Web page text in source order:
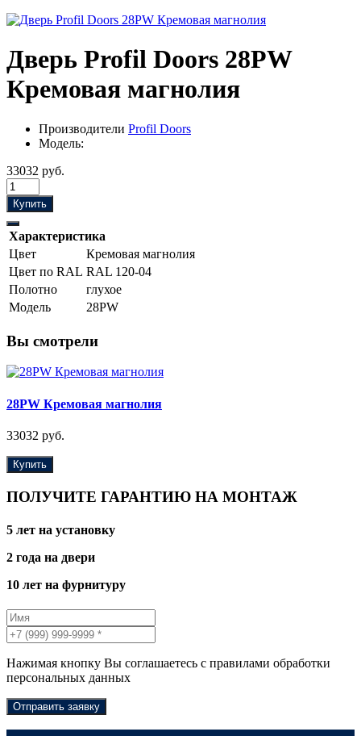
Дверь Profil Doors 28PW
Кремовая магнолия
Производители Profil Doors
Модель:
33032 руб.
Купить
Характеристика
Цвет
Кремовая магнолия
Цвет по RAL RAL 120-04
Полотно
глухое
Модель
28PW
Вы смотрели
28PW Кремовая магнолия
33032 руб.
Купить
ПОЛУЧИТЕ ГАРАНТИЮ НА МОНТАЖ
5 лет на установку
2 года на двери
10 лет на фурнитуру
Нажимая кнопку Вы соглашаетесь с правилами обработки
персональных данных
Отправить заявку